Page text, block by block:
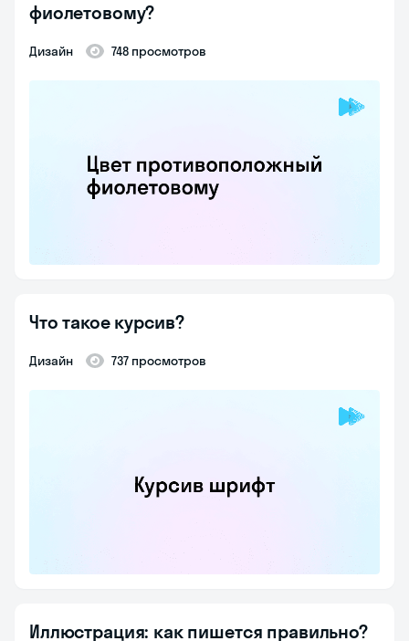
фиолетовому?
Дизайн 748 просмотров
Что такое курсив?
Дизайн 737 просмотров
Иллюстрация: как пишется правильно?